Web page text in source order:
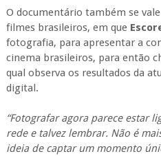
O documentário também se
filmes brasileiros, em que
fotografia, para apresentar a
cinema brasileiros, para então
qual observa os resultados da
digital.
“Fotografar agora parece estar
rede e talvez lembrar. Não é
ideia de captar um momento